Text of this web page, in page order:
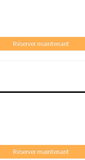
Réserver maintenant
Réserver maintenant